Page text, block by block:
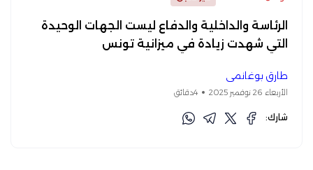
الرئاسة والداخلية والدفاع ليست الجهات الوحيدة
التي شهدت زيادة في ميزانية تونس
طارق بوغانمي
الأربعاء 26 نوفمبر 2025 4دقائق
شارك: